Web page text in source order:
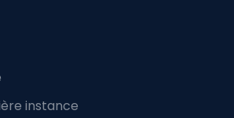
instance